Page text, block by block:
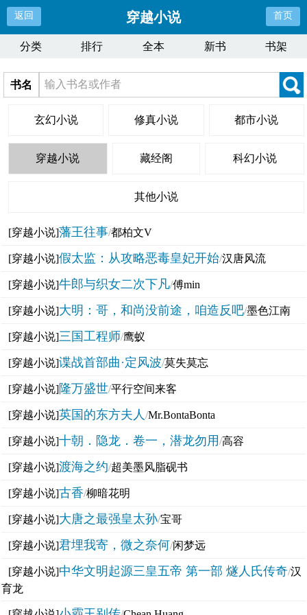
返回 穿越小说 首页
分类 排行 全本 新书 书架
书名
玄幻小说 修真小说 都市小说
穿越小说 藏经阁 科幻小说
其他小说
[穿越小说]藩王往事/都柏文V
[穿越小说]假太监：从攻略恶毒皇妃开始/汉唐风流
[穿越小说]牛郎与织女二次下凡/傅min
[穿越小说]大明：哥，和尚没前途，咱造反吧/墨色江南
[穿越小说]三国工程师/鹰蚁
[穿越小说]谍战首部曲·定风波/莫失莫忘
[穿越小说]隆万盛世/平行空间来客
[穿越小说]英国的东方夫人/Mr.BontaBonta
[穿越小说]十朝．隐龙．卷一，潜龙勿用/高容
[穿越小说]渡海之约/超美墨风脂砚书
[穿越小说]古香/柳暗花明
[穿越小说]大唐之最强皇太孙/宝哥
[穿越小说]君埋我寄，微之奈何/闲梦远
[穿越小说]中华文明起源三皇五帝 第一部 燧人氏传奇/汉
育龙